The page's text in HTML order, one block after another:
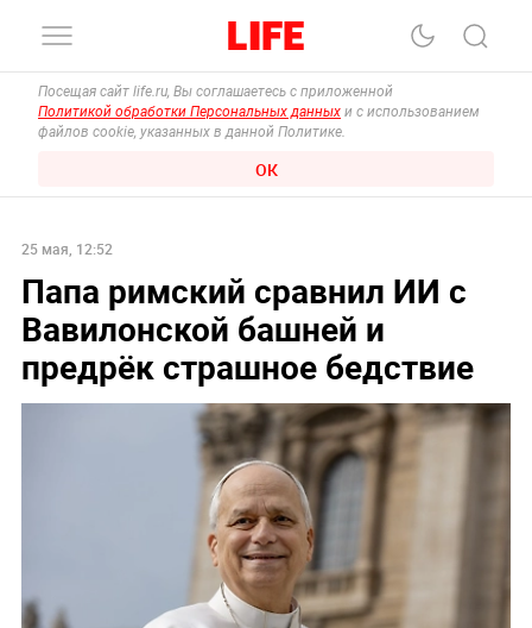
Посещая сайт life.ru, Вы соглашаетесь с приложенной
Политикой обработки Персональных данных и с использованием
файлов cookie, указанных в данной Политике.
ОК
25 мая, 12:52
Папа римский сравнил ИИ с
Вавилонской башней и
предрёк страшное бедствие